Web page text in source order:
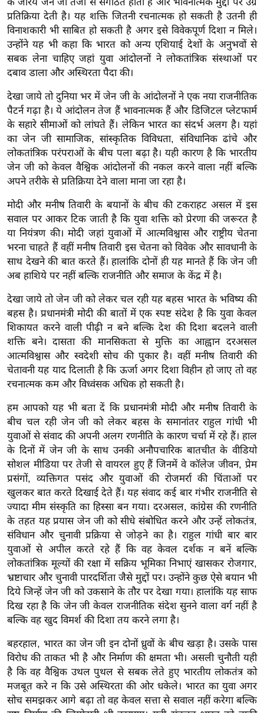
म
नो
रं
ज
न
ग
त
बॉ
ली
वु
ड
हॉ
ली
वु
ड
फि
ल्म
स
मी
क्षा
B
r
e
k
i
n
g
N
e
w
s
ला
इ
फ
स्टा
इ
ल
क्नॉ
लॉ
जी
ब्यू
टी
के जरिये जेन जी तेजी से संगठित होती है और भावनात्मक मुद्दों पर उग्र
प्रतिक्रिया देती है। यह शक्ति जितनी रचनात्मक हो सकती है उतनी ही
विनाशकारी भी साबित हो सकती है अगर इसे विवेकपूर्ण दिशा न मिले।
उन्होंने यह भी कहा कि भारत को अन्य एशियाई देशों के अनुभवों से
सबक लेना चाहिए जहां युवा आंदोलनों ने लोकतांत्रिक संस्थाओं पर
दबाव डाला और अस्थिरता पैदा की।
देखा जाये तो दुनिया भर में जेन जी के आंदोलनों ने एक नया राजनीतिक
पैटर्न गढ़ा है। ये आंदोलन तेज हैं भावनात्मक हैं और डिजिटल प्लेटफार्म
के सहारे सीमाओं को लांघते हैं। लेकिन भारत का संदर्भ अलग है। यहां
का जेन जी सामाजिक, सांस्कृतिक विविधता, संविधानिक ढांचे और
लोकतांत्रिक परंपराओं के बीच पला बढ़ा है। यही कारण है कि भारतीय
जेन जी को केवल वैश्विक आंदोलनों की नकल करने वाला नहीं बल्कि
अपने तरीके से प्रतिक्रिया देने वाला माना जा रहा है।
मोदी और मनीष तिवारी के बयानों के बीच की टकराहट असल में इस
सवाल पर आकर टिक जाती है कि युवा शक्ति को प्रेरणा की जरूरत है
या नियंत्रण की। मोदी जहां युवाओं में आत्मविश्वास और राष्ट्रीय चेतना
भरना चाहते हैं वहीं मनीष तिवारी इस चेतना को विवेक और सावधानी के
साथ देखने की बात करते हैं। हालांकि दोनों ही यह मानते हैं कि जेन जी
अब हाशिये पर नहीं बल्कि राजनीति और समाज के केंद्र में है।
देखा जाये तो जेन जी को लेकर चल रही यह बहस भारत के भविष्य की
बहस है। प्रधानमंत्री मोदी की बातों में एक स्पष्ट संदेश है कि युवा केवल
शिकायत करने वाली पीढ़ी न बने बल्कि देश की दिशा बदलने वाली
शक्ति बने। दासता की मानसिकता से मुक्ति का आह्वान दरअसल
आत्मविश्वास और स्वदेशी सोच की पुकार है। वहीं मनीष तिवारी की
चेतावनी यह याद दिलाती है कि ऊर्जा अगर दिशा विहीन हो जाए तो वह
रचनात्मक कम और विध्वंसक अधिक हो सकती है।
हम आपको यह भी बता दें कि प्रधानमंत्री मोदी और मनीष तिवारी के
बीच चल रही जेन जी को लेकर बहस के समानांतर राहुल गांधी भी
युवाओं से संवाद की अपनी अलग रणनीति के कारण चर्चा में रहे हैं। हाल
के दिनों में जेन जी के साथ उनकी अनौपचारिक बातचीत के वीडियो
सोशल मीडिया पर तेजी से वायरल हुए हैं जिनमें वे कॉलेज जीवन, प्रेम
प्रसंगों, व्यक्तिगत पसंद और युवाओं की रोजमर्रा की चिंताओं पर
खुलकर बात करते दिखाई देते हैं। यह संवाद कई बार गंभीर राजनीति से
ज्यादा मीम संस्कृति का हिस्सा बन गया। दरअसल, कांग्रेस की रणनीति
के तहत यह प्रयास जेन जी को सीधे संबोधित करने और उन्हें लोकतंत्र,
संविधान और चुनावी प्रक्रिया से जोड़ने का है। राहुल गांधी बार बार
युवाओं से अपील करते रहे हैं कि वह केवल दर्शक न बनें बल्कि
लोकतांत्रिक मूल्यों की रक्षा में सक्रिय भूमिका निभाएं खासकर रोजगार,
भ्रष्टाचार और चुनावी पारदर्शिता जैसे मुद्दों पर। उन्होंने कुछ ऐसे बयान भी
दिये जिन्हें जेन जी को उकसाने के तौर पर देखा गया। हालांकि यह साफ
दिख रहा है कि जेन जी केवल राजनीतिक संदेश सुनने वाला वर्ग नहीं है
बल्कि वह खुद विमर्श की दिशा तय करने लगा है।
बहरहाल, भारत का जेन जी इन दोनों ध्रुवों के बीच खड़ा है। उसके पास
विरोध की ताकत भी है और निर्माण की क्षमता भी। असली चुनौती यही
है कि वह वैश्विक उथल पुथल से सबक लेते हुए भारतीय लोकतंत्र को
मजबूत करे न कि उसे अस्थिरता की ओर धकेले। भारत का युवा अगर
सोच समझकर आगे बढ़ा तो वह केवल सत्ता से सवाल नहीं करेगा बल्कि